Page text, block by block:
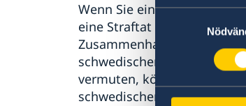
Wenn Sie eine Beschwerde
eine Straftat oder
Zusammenhang mit der
schwedischen Auswärtigen
vermuten, können Sie dies
schwedischen